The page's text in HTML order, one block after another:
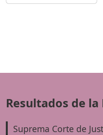
Resultados de la
Suprema Corte de